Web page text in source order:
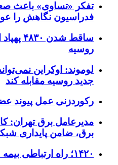
تفکر «تساوی» باعث
فدراسیون نگاهش را
ساقط
روسیه
لوموند: اوکراین
جدید روسیه مقابله کند
رکوردزنی عمل پیوند
برق، ضامن پایداری
۱۴۲۰؛ راه ارتباطی بیمه شدگان تأمین‌اجتماعی